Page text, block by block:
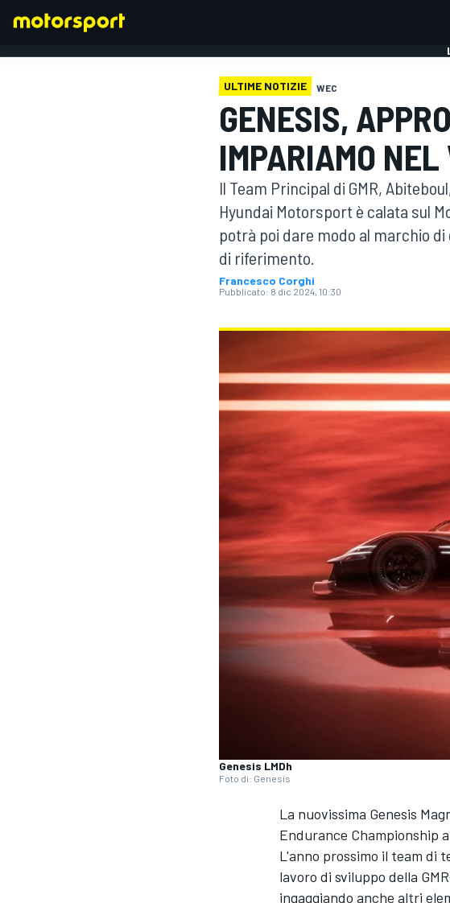
WEC
ULTIME NOTIZIE WEC
GENESIS,
IMPARIAMO
Il Team Principal di GMR,
Hyundai Motorsport è calata sul
potrà poi dare modo al marchio
di riferimento.
Francesco Corghi
Pubblicato: 8 dic 2024, 10:30
Genesis LMDh
Foto di: Genesis
La nuovissima Genesis
Endurance Championship
L'anno prossimo il team di
lavoro di sviluppo della
ingaggiando anche altri